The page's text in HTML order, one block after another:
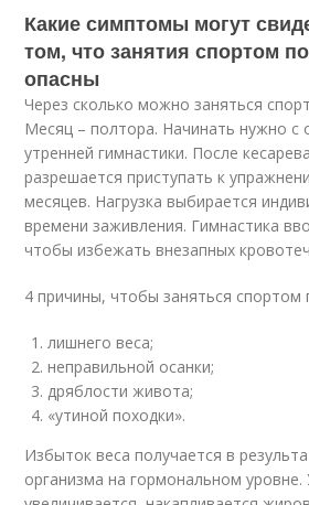
Какие симптомы могут
том, что занятия спортом
опасны
Через сколько можно заняться
Месяц – полтора. Начинать нужно
утренней гимнастики. После
разрешается приступать к
месяцев. Нагрузка выбирается
времени заживления. Гимнастика
чтобы избежать внезапных
4 причины, чтобы заняться спортом
лишнего веса;
неправильной осанки;
дряблости живота;
«утиной походки».
Избыток веса получается в
организма на гормональном уровне.